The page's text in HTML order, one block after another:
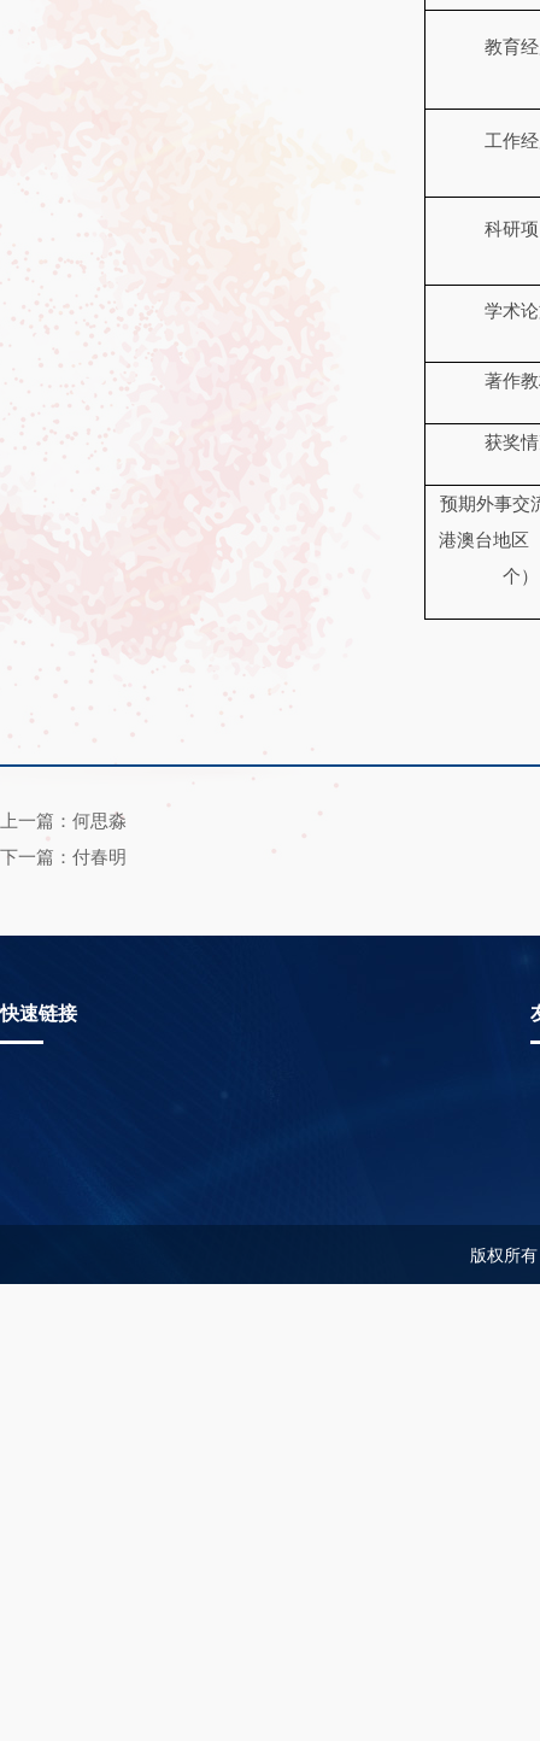
教育
工作
科研
学术
著作
获奖
预期外事交
港澳台地区
个）
上一篇：何思淼
下一篇：付春明
快速链接
版权所